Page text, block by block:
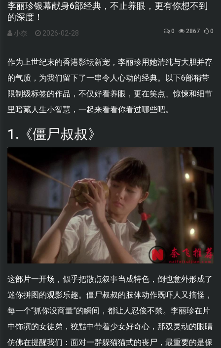
李丽珍银幕献身6部经典，不止养眼，更有你想不到
的深度！
小奈 2026-02-28 0 2867 0
作为上世纪末的香港影坛新宠，李丽珍用她清纯与大胆并存
的气质，为我们留下了一串令人心动的经典。以下6部稍带
限制级标签的作品，不仅好看养眼，更在笑点、惊悚和细节
里暗藏人生小智慧，一起来看看你看过哪些吧。
1.《僵尸叔叔》
这部片一开场，似乎把散点叙事当成特色，倒也意外形成了
迷你拼图的观影乐趣。僵尸叔叔的肢体动作既吓人又搞怪，
每一个“抓你没商量”的瞬间，都让人忍俊不禁。李丽珍在片
中饰演的女徒弟，狡黠中带着少女好奇心，那双灵动的眼睛
仿佛在提醒我们：面对一群躲猫猫式的丧尸，最重要的是保